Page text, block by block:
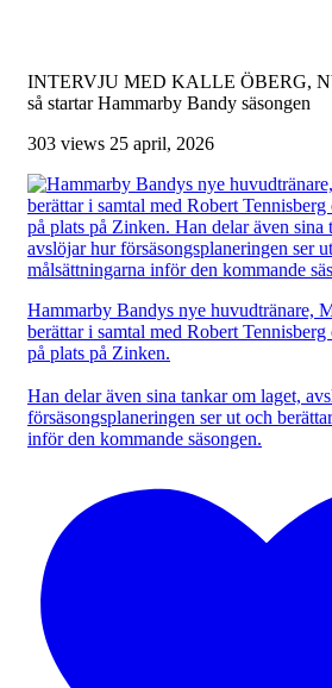
INTERVJU MED KALLE ÖBERG,
så startar Hammarby Bandy säsongen
303 views 25 april, 2026
Hammarby Bandys nye huvudtränare,
berättar i samtal med Robert
på plats på Zinken.
Han delar även sina tankar om laget,
försäsongsplaneringen ser ut och
inför den kommande säsongen.